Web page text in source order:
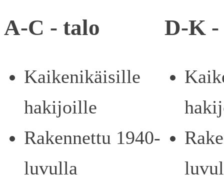
A-C - talo D-K -
Kaikenikäisille
hakijoille
Rakennettu 1940-
luvulla